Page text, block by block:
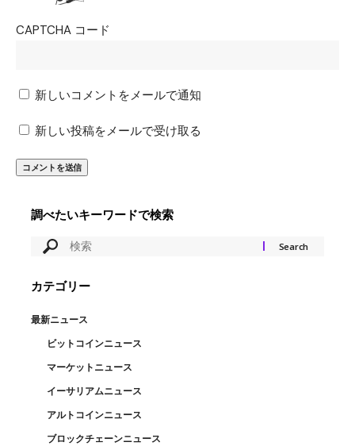
CAPTCHA コード
新しいコメントをメールで通知
新しい投稿をメールで受け取る
調べたいキーワードで検索
カテゴリー
最新ニュース
ビットコインニュース
マーケットニュース
イーサリアムニュース
アルトコインニュース
ブロックチェーンニュース